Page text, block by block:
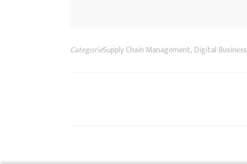
CategorieSupply Chain Management, Digital Business